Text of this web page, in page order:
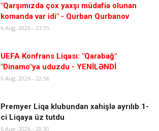
"Qarşımızda çox yaxşı müdafiə olunan
komanda var idi" - Qurban Qurbanov
6 Aug, 2026 - 23:35
UEFA Konfrans Liqası: "Qarabağ"
"Dinamo"ya uduzdu - YENİLƏNDİ
6 Aug, 2026 - 22:56
Premyer Liqa klubundan xahişlə ayrılıb 1-
ci Liqaya üz tutdu
6 Aug, 2026 - 20:30